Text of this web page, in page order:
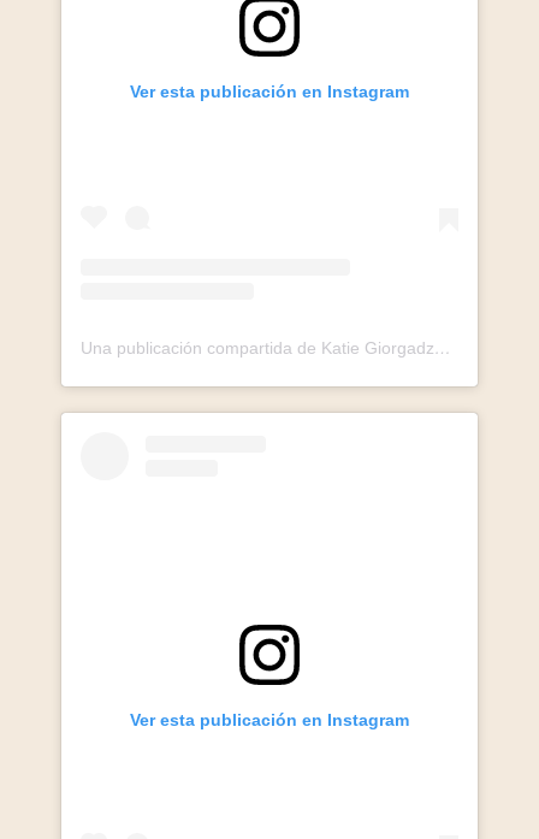
Ver esta publicación en Instagram
Una publicación compartida de Katie Giorgadze (@katie.one)
Ver esta publicación en Instagram